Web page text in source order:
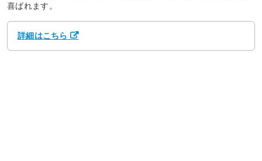
喜ばれます。
詳細はこちら